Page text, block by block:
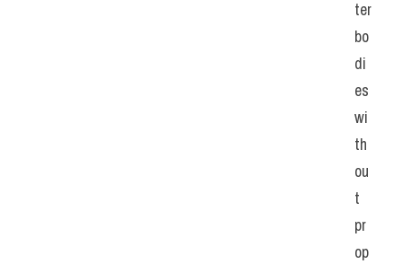
ter
bo
di
es
wi
th
ou
t
pr
op